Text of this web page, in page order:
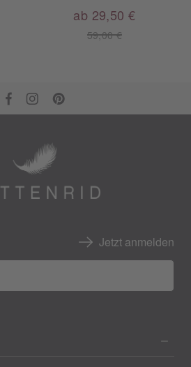
59,00 €
ab 29,50 €
Jetzt anmelden